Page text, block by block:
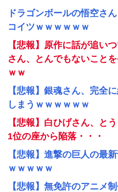
ドラゴンボールの悟空さ
コイツｗｗｗｗｗｗ
【悲報】原作に話が追い
さん、とんでもないこと
ｗｗ
【悲報】銀魂さん、完全
しまうｗｗｗｗｗｗ
【悲報】白ひげさん、と
1位の座から陥落・・・
【悲報】進撃の巨人の最
ｗｗｗｗｗ
【悲報】無免許のアニメ